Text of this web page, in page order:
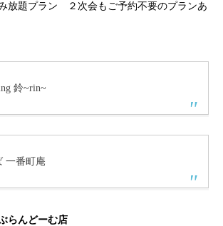
放題プラン ２次会もご予約不要のプランあ
鈴~rin~
一番町庵
らんどーむ店